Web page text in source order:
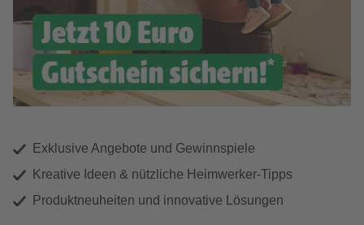
Exklusive Angebote und Gewinnspiele
Kreative Ideen & nützliche Heimwerker-Tipps
Produktneuheiten und innovative Lösungen